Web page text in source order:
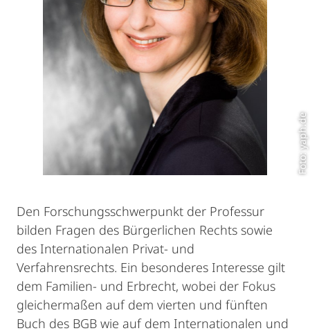
Foto: yaph.de
Den Forschungsschwerpunkt der Professur
bilden Fragen des Bürgerlichen Rechts sowie
des Internationalen Privat- und
Verfahrensrechts. Ein besonderes Interesse gilt
dem Familien- und Erbrecht, wobei der Fokus
gleichermaßen auf dem vierten und fünften
Buch des BGB wie auf dem Internationalen und